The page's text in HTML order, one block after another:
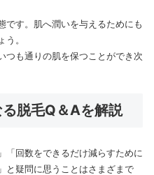
です。肌へ潤いを与えるためにも
。
つも通りの肌を保つことができ次
脱毛Q＆Aを解説
「回数をできるだけ減らすために
と疑問に思うことはさまざまで